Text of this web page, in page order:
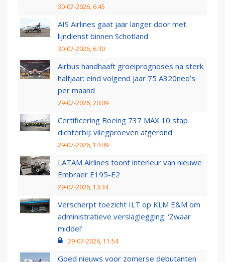
30-07-2026, 6:45
AIS Airlines gaat jaar langer door met
lijndienst binnen Schotland
30-07-2026, 6:30
Airbus handhaaft groeiprognoses na sterk
halfjaar: eind volgend jaar 75 A320neo’s
per maand
29-07-2026, 20:09
Certificering Boeing 737 MAX 10 stap
dichterbij: vliegproeven afgerond
29-07-2026, 14:09
LATAM Airlines toont interieur van nieuwe
Embraer E195-E2
29-07-2026, 13:34
Verscherpt toezicht ILT op KLM E&M om
administratieve verslaglegging: ‘Zwaar
middel’
29-07-2026, 11:54
Goed nieuws voor zomerse debutanten